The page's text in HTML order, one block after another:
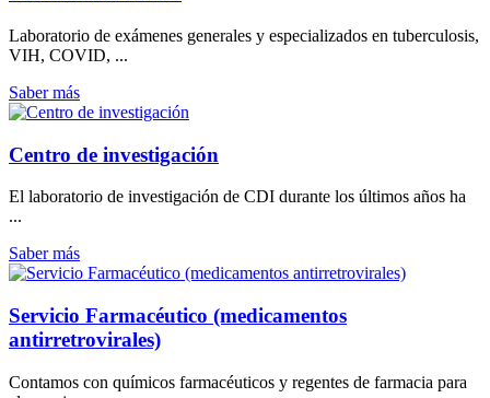
Laboratorio de exámenes generales y especializados en tuberculosis,
VIH, COVID, ...
Saber más
Centro de investigación
El laboratorio de investigación de CDI durante los últimos años ha
...
Saber más
Servicio Farmacéutico (medicamentos
antirretrovirales)
Contamos con químicos farmacéuticos y regentes de farmacia para